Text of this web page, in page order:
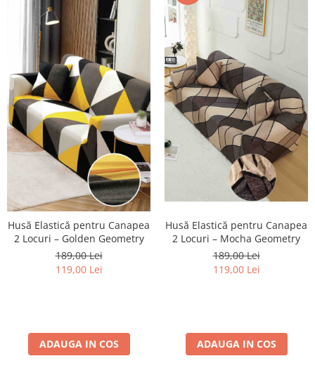
Husă Elastică pentru Canapea
2 Locuri – Golden Geometry
189,00 Lei
119,00 Lei
ADAUGA IN COS
Husă Elastică pentru Canapea
2 Locuri – Mocha Geometry
189,00 Lei
119,00 Lei
ADAUGA IN COS